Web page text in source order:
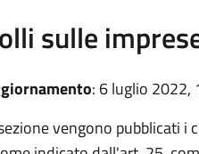
sulle
: 6 luglio 2022,
vengono pubblicati